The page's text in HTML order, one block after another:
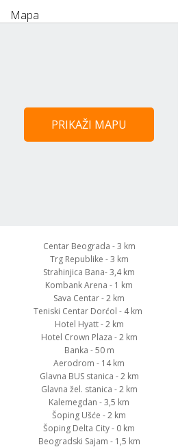
Mapa
PRIKAŽI MAPU
Centar Beograda - 3 km
Trg Republike - 3 km
Strahinjica Bana- 3,4 km
Kombank Arena - 1 km
Sava Centar - 2 km
Teniski Centar Dorćol - 4 km
Hotel Hyatt - 2 km
Hotel Crown Plaza - 2 km
Banka - 50 m
Aerodrom - 14 km
Glavna BUS stanica - 2 km
Glavna žel. stanica - 2 km
Kalemegdan - 3,5 km
Šoping Ušće - 2 km
Šoping Delta City - 0 km
Beogradski Sajam - 1,5 km